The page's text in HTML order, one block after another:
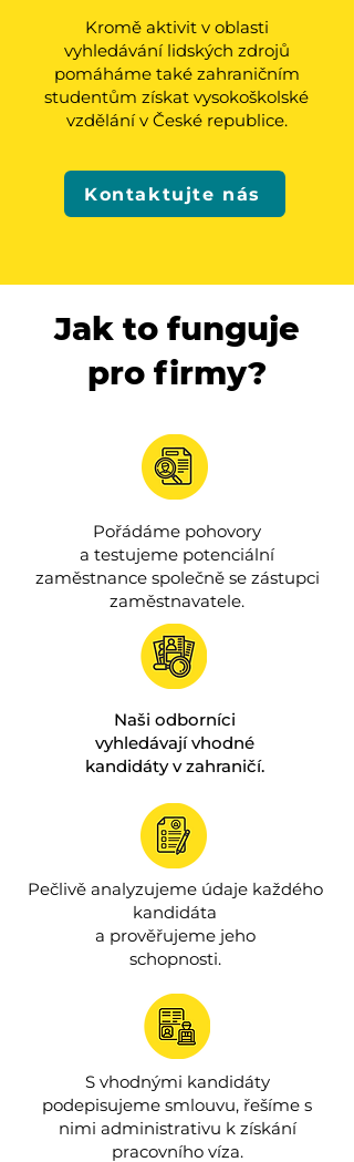
Kromě aktivit v oblasti
vyhledávání lidských zdrojů
pomáháme také zahraničním
studentům získat vysokoškolské
vzdělání v České republice.
Kontaktujte nás
Jak to funguje
pro firmy?
Pořádáme pohovory
a testujeme potenciální
zaměstnance společně se zástupci
zaměstnavatele.
Naši odborníci
vyhledávají vhodné
kandidáty v zahraničí.
Pečlivě analyzujeme údaje každého
kandidáta
a prověřujeme jeho
schopnosti.
S vhodnými kandidáty
podepisujeme smlouvu, řešíme s
nimi administrativu k získání
pracovního víza.